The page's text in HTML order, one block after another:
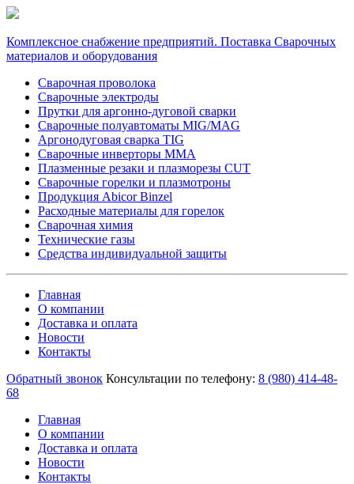
Комплексное снабжение предприятий. Поставка Сварочных
материалов и оборудования
Сварочная проволока
Сварочные электроды
Прутки для аргонно-дуговой сварки
Сварочные полуавтоматы MIG/MAG
Аргонодуговая сварка TIG
Сварочные инверторы MMA
Плазменные резаки и плазморезы CUT
Сварочные горелки и плазмотроны
Продукция Abicor Binzel
Расходные материалы для горелок
Сварочная химия
Технические газы
Средства индивидуальной защиты
Главная
О компании
Доставка и оплата
Новости
Контакты
Обратный звонок Консультации по телефону: 8 (980) 414-48-
68
Главная
О компании
Доставка и оплата
Новости
Контакты